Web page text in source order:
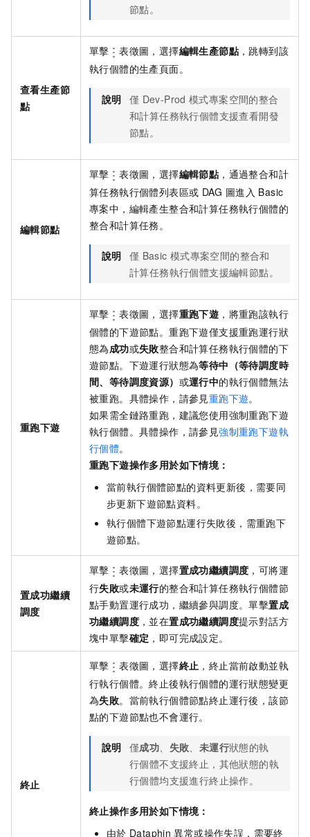
節點。
查看生產節
點
單擊 表徵圖，選擇編輯生產節點 ，跳轉到該
執行個體的生產頁面。
說明 僅 Dev-Prod 模式專案空間的整合
和計算任務執行個體支援查看開發
節點。
編輯節點
單擊 表徵圖，選擇編輯節點 ，通過整合和計
算任務執行個體列表區或 DAG 圖進入 Basic
專案中，編輯產生整合和計算任務執行個體的
整合和計算任務。
說明 僅 Basic 模式專案空間的整合和
計算任務執行個體支援編輯節點。
重跑下遊
單擊 表徵圖，選擇重跑下遊 ，將重跑該執行
個體的下遊節點。重跑下遊僅支援重跑運行狀
態為成功或失敗整合和計算任務執行個體的下
遊節點。下遊運行狀態為等待中（等待調度時
間、等待調度資源） 或運行中的執行個體無法
被重跑。具體操作，請參見重跑下遊。
如果需全鏈路重跑，建議您使用強制重跑下遊
執行個體。具體操作，請參見強制重跑下遊執
行個體。
重跑下遊操作多用於如下情境：
當前執行個體節點的資料更新後，需要同
步更新下遊節點資料。
執行個體下遊節點運行失敗後，需重跑下
遊節點。
置成功繼續
調度
單擊 表徵圖，選擇置成功繼續調度 ，可將運
行失敗或未運行的整合和計算任務執行個體節
點手動置運行成功，繼續參與調度。單擊置成
功繼續調度 ，並在置成功繼續調度提示對話方
塊中單擊確定 ，即可完成設定。
終止
單擊 表徵圖，選擇終止 ，終止當前啟動並執
行執行個體。終止後執行個體的運行狀態變更
為失敗。當前執行個體節點終止運行後，該節
點的下遊節點也不會運行。
說明 僅成功 失敗 未運行狀態的執
行個體不支援終止，其他狀態的執
行個體均支援進行終止操作。
終止操作多用於如下情境：
由於 Dataphin 異常或操作失誤，需要終